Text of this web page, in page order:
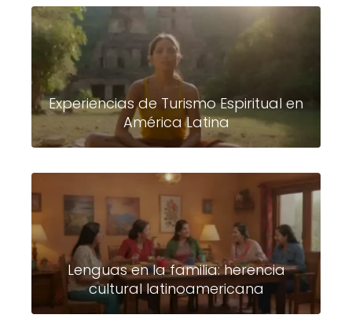
Experiencias de Turismo Espiritual en
América Latina
Lenguas en la familia: herencia
cultural latinoamericana